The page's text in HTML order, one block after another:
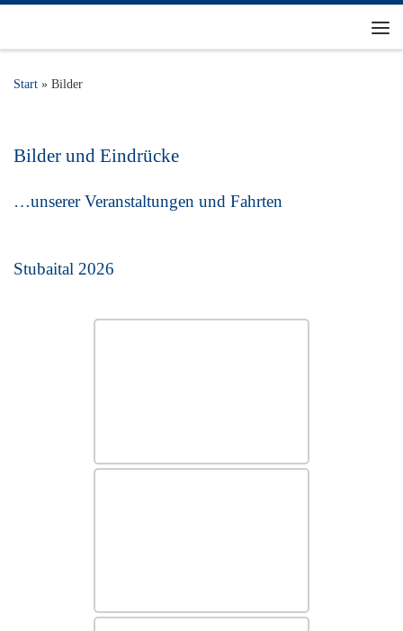
Start » Bilder
Bilder und Eindrücke
…unserer Veranstaltungen und Fahrten
Stubaital 2026